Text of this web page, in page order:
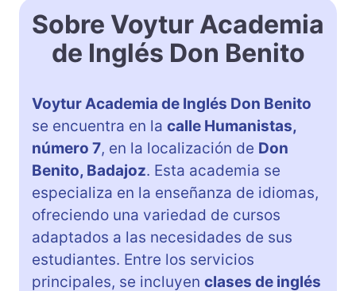
Sobre Voytur Academia
de Inglés Don Benito
Voytur Academia de Inglés Don Benito
se encuentra en la calle Humanistas,
número 7, en la localización de Don
Benito, Badajoz. Esta academia se
especializa en la enseñanza de idiomas,
ofreciendo una variedad de cursos
adaptados a las necesidades de sus
estudiantes. Entre los servicios
principales, se incluyen clases de inglés